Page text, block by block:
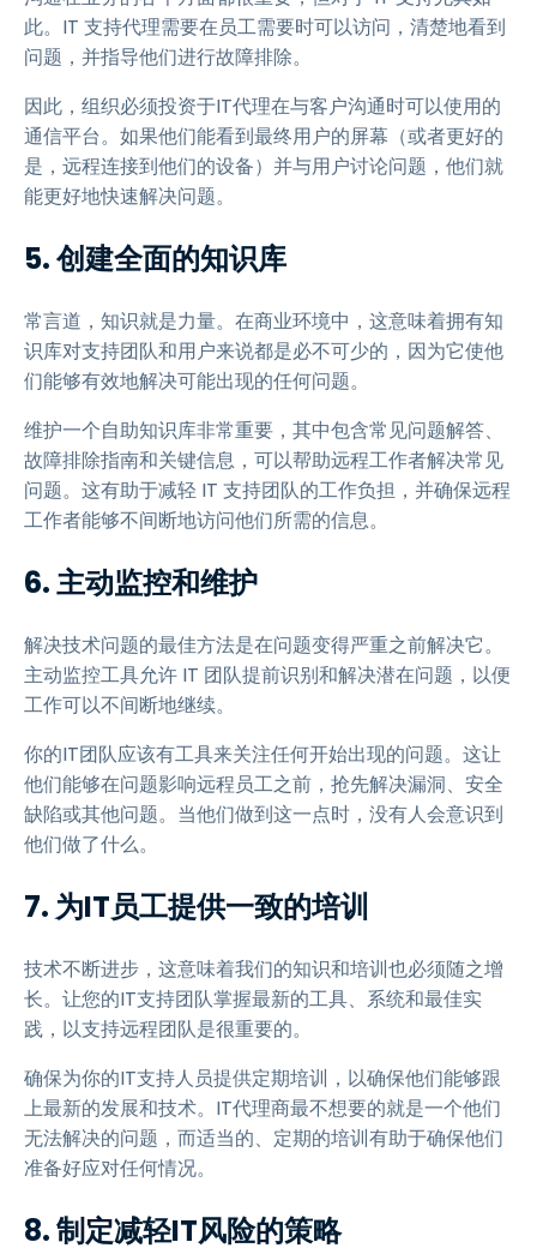
此。IT 支持代理需要在员工需要时可以访问，清楚地看到
问题，并指导他们进行故障排除。
因此，组织必须投资于IT代理在与客户沟通时可以使用的
通信平台。如果他们能看到最终用户的屏幕（或者更好的
是，远程连接到他们的设备）并与用户讨论问题，他们就
能更好地快速解决问题。
5.创建全面的知识库
常言道，知识就是力量。在商业环境中，这意味着拥有知
识库对支持团队和用户来说都是必不可少的，因为它使他
们能够有效地解决可能出现的任何问题。
维护一个自助知识库非常重要，其中包含常见问题解答、
故障排除指南和关键信息，可以帮助远程工作者解决常见
问题。这有助于减轻 IT 支持团队的工作负担，并确保远程
工作者能够不间断地访问他们所需的信息。
6.主动监控和维护
解决技术问题的最佳方法是在问题变得严重之前解决它。
主动监控工具允许 IT 团队提前识别和解决潜在问题，以便
工作可以不间断地继续。
你的IT团队应该有工具来关注任何开始出现的问题。这让
他们能够在问题影响远程员工之前，抢先解决漏洞、安全
缺陷或其他问题。当他们做到这一点时，没有人会意识到
他们做了什么。
7.为IT员工提供一致的培训
技术不断进步，这意味着我们的知识和培训也必须随之增
长。让您的IT支持团队掌握最新的工具、系统和最佳实
践，以支持远程团队是很重要的。
确保为你的IT支持人员提供定期培训，以确保他们能够跟
上最新的发展和技术。IT代理商最不想要的就是一个他们
无法解决的问题，而适当的、定期的培训有助于确保他们
准备好应对任何情况。
8.制定减轻IT风险的策略